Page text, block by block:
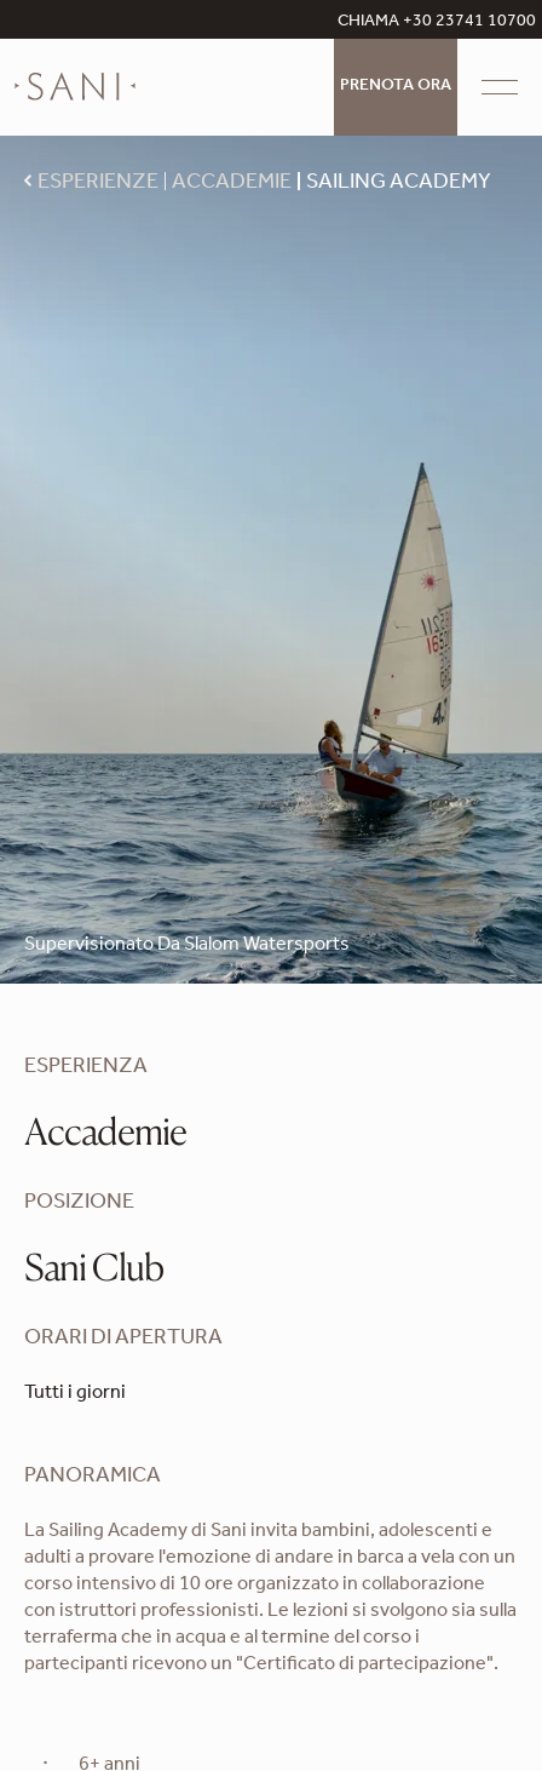
CHIAMA +30 23741 10700
PRENOTA ORA
Supervisionato Da Slalom Watersports
ESPERIENZE ACCADEMIE SAILING ACADEMY
ESPERIENZA
Accademie
POSIZIONE
Sani Club
ORARI DI APERTURA
Tutti i giorni
PANORAMICA
La Sailing Academy di Sani invita bambini, adolescenti e
adulti a provare l'emozione di andare in barca a vela con un
corso intensivo di 10 ore organizzato in collaborazione
con istruttori professionisti. Le lezioni si svolgono sia sulla
terraferma che in acqua e al termine del corso i
partecipanti ricevono un "Certificato di partecipazione".
6+ anni